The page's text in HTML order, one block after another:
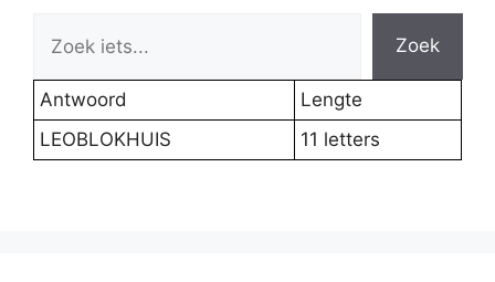
Zoek
Antwoord
Lengte
LEOBLOKHUIS
11 letters